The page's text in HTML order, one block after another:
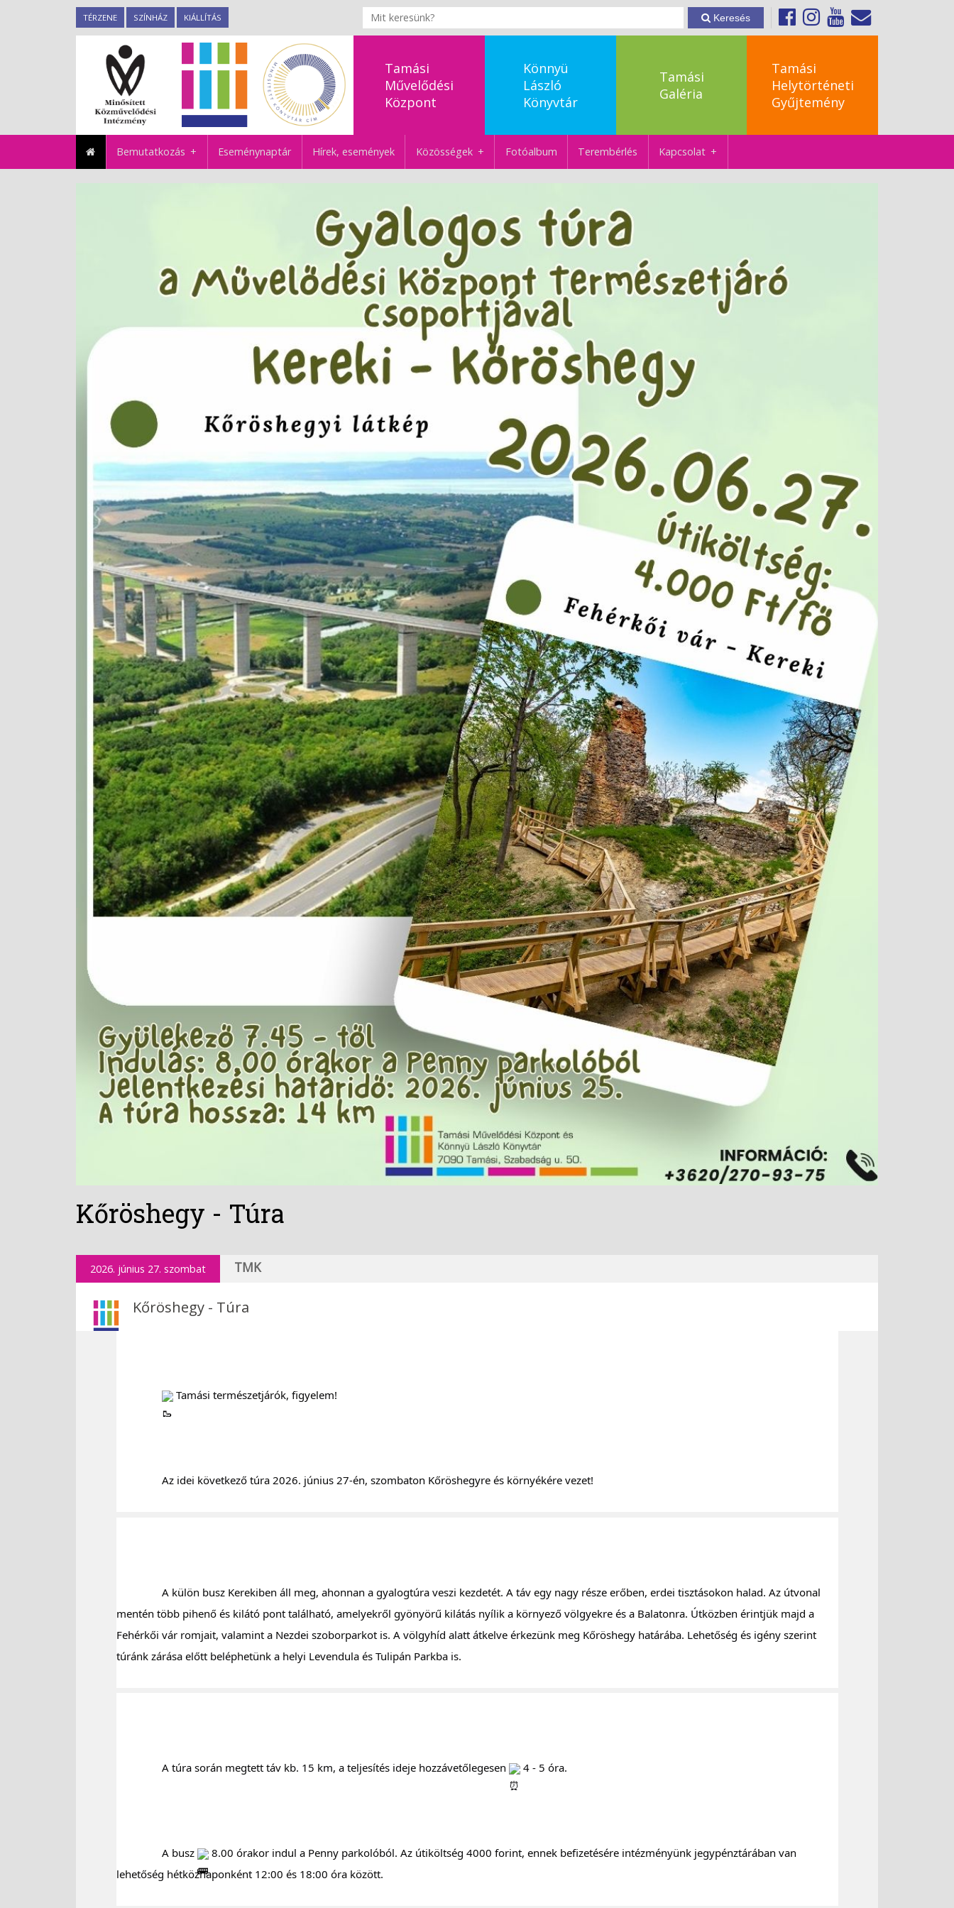
TÉRZENE SZÍNHÁZ KIÁLLÍTÁS Keresés
Tamási
Művelődési
Központ
Könnyü
László
Könyvtár
Tamási
Galéria
Tamási
Helytörténeti
Gyűjtemény
Bemutatkozás Eseménynaptár Hírek, események Közösségek Fotóalbum Terembérlés Kapcsolat
Kőröshegy - Túra
2026. június 27. szombat TMK
Kőröshegy - Túra
Tamási természetjárók, figyelem!
		Az idei következő túra 2026. június 27-én, szombaton Kőröshegyre és környékére vezet!
mentén több pihenő és kilátó pont található, amelyekről gyönyörű kilátás nyílik a környező völgyekre és a Balatonra. Útközben érintjük majd a
Fehérkői vár romjait, valamint a Nezdei szoborparkot is. A völgyhíd alatt átkelve érkezünk meg Kőröshegy határába. Lehetőség és igény szerint
túránk zárása előtt beléphetünk a helyi Levendula és Tulipán Parkba is.
		A túra során megtett táv kb. 15 km, a teljesítés ideje hozzávetőlegesen
4 - 5 óra.
		A busz
8.00 órakor indul a Penny parkolóból. Az útiköltség 4000 forint, ennek befizetésére intézményünk jegypénztárában van
lehetőség hétköznaponként 12:00 és 18:00 óra között.